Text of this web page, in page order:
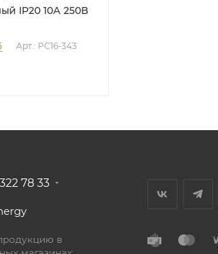
IP20 10А 250В
Арт.: РС16-343
78 33
в